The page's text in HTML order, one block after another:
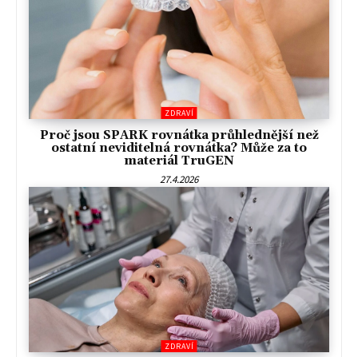
ZDRAVÍ
Proč jsou SPARK rovnátka průhlednější než
ostatní neviditelná rovnátka? Může za to
materiál TruGEN
27.4.2026
ZDRAVÍ